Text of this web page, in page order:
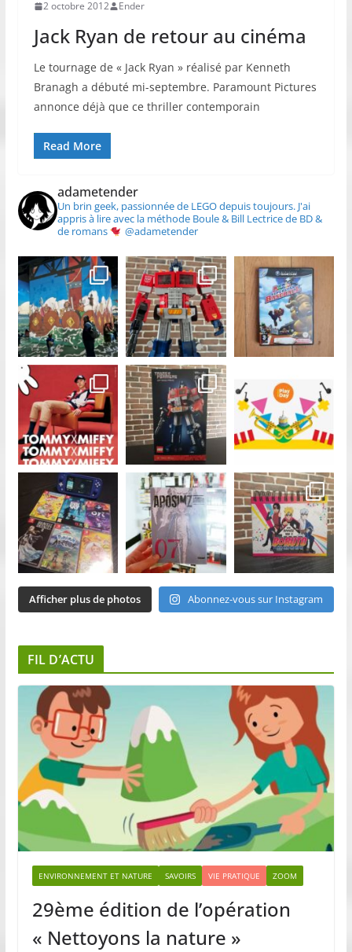
2 octobre 2012 Ender
Jack Ryan de retour au cinéma
Le tournage de « Jack Ryan » réalisé par Kenneth
Branagh a débuté mi-septembre. Paramount Pictures
annonce déjà que ce thriller contemporain
Read More
adametender
Un brin geek, passionnée de LEGO depuis toujours.J'ai
appris à lire avec la méthode Boule & Bill Lectrice de BD &
de romans
@adametender
Afficher plus de photos Abonnez-vous sur Instagram
FIL D’ACTU
ENVIRONNEMENT ET NATURE SAVOIRS VIE PRATIQUE ZOOM
29ème édition de l’opération
« Nettoyons la nature »